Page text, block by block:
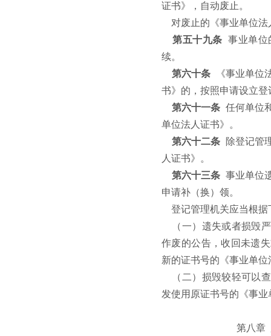
证书》，自动废止。
对废止的《事业单位
第五十九条 事业单位
续。
第六十条
《事业单
书》的，按照申请设立
第六十一条 任何单位
单位法人证书》。
第六十二条
除登记管
人证书》。
第六十三条 事业单位
申请补（换）领。
登记管理机关应当根
（一）遗失或者损毁
作废的公告，收回未遗
新的证书号的《事业单
（二）损毁较轻可以
发使用原证书号的《事
第八章